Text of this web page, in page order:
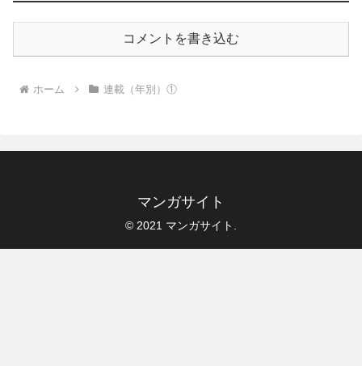
コメントを書き込む
ホーム 連載（年別）①
マンガサイト
© 2021 マンガサイト.